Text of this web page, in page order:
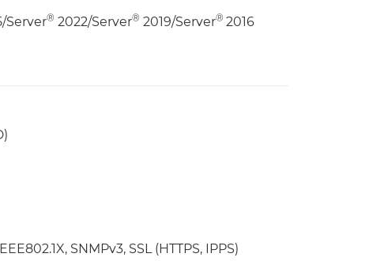
Server® 2022/Server® 2019/Server® 2016
SNMPv3, SSL (HTTPS, IPPS)